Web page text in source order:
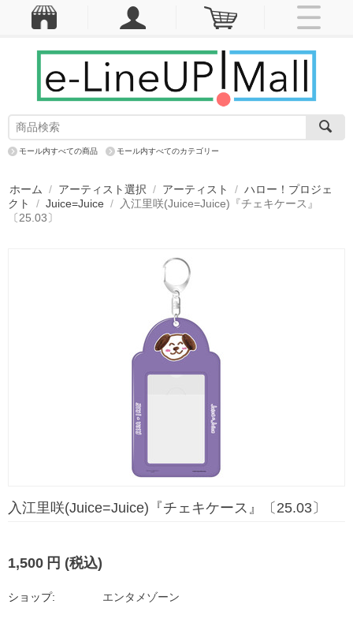
モール内すべての商品 モール内すべてのカテゴリー
ホーム / アーティスト選択 / アーティスト / ハロー！プロジェ
クト
/ Juice=Juice /
入江里咲(Juice=Juice)『チェキケース』
〔25.03〕
入江里咲(Juice=Juice)『チェキケース』〔25.03〕
1,500 円 (税込)
ショップ: エンタメゾーン